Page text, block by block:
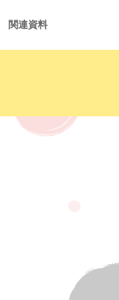
関連資料